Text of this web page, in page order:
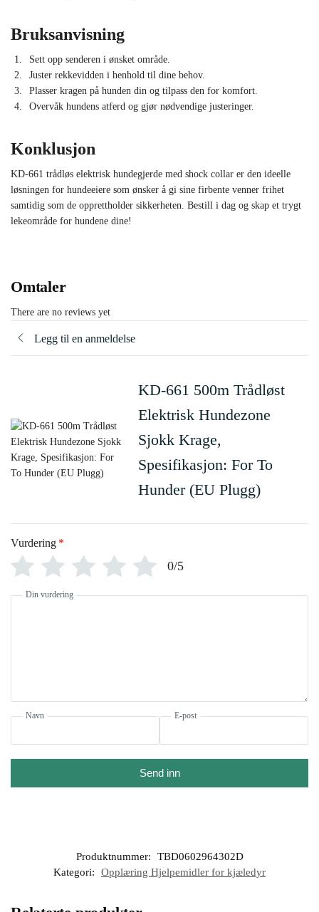
Bruksanvisning
Sett opp senderen i ønsket område.
Juster rekkevidden i henhold til dine behov.
Plasser kragen på hunden din og tilpass den for komfort.
Overvåk hundens atferd og gjør nødvendige justeringer.
Konklusjon
KD-661 trådløs elektrisk hundegjerde med shock collar er den ideelle
løsningen for hundeeiere som ønsker å gi sine firbente venner frihet
samtidig som de opprettholder sikkerheten. Bestill i dag og skap et trygt
lekeområde for hundene dine!
Omtaler
There are no reviews yet
Legg til en anmeldelse
KD-661 500m Trådløst
Elektrisk Hundezone
Sjokk Krage,
Spesifikasjon: For To
Hunder (EU Plugg)
Vurdering *
0/5
Din vurdering
Navn E-post
Send inn
Produktnummer:
TBD0602964302D
Kategori:
Opplæring Hjelpemidler for kjæledyr